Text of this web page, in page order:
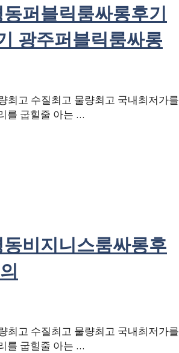
퍼블릭룸싸롱후기
광주퍼블릭룸싸롱
고 수질최고 물량최고 국내최저가를
를 굽힐줄 아는 …
비지니스룸싸롱후
고 수질최고 물량최고 국내최저가를
를 굽힐줄 아는 …